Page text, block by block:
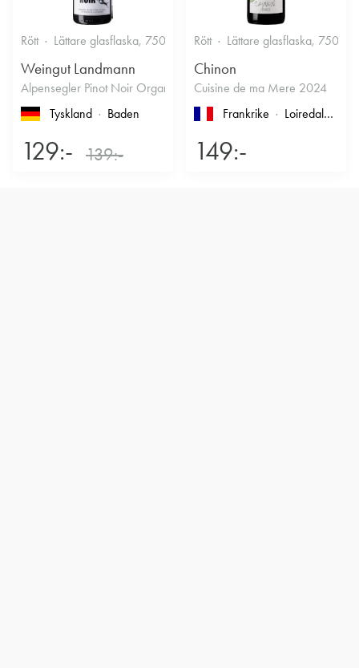
Rött Lättare glasflaska, 750ml 13% Kryddigt & Mustigt
Weingut Landmann
Alpensegler Pinot Noir Organic 2022
Tyskland
Baden
129:- 139:-
Rött Lättare glasflaska, 750ml
Chinon
Cuisine de ma Mere 2024
Frankrike
Loiredalen
149:-